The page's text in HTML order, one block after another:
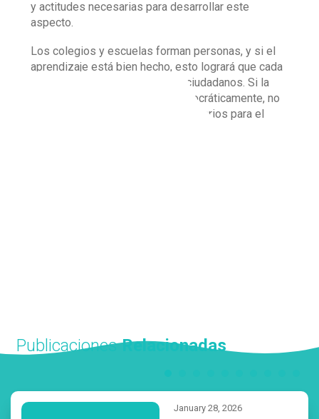
y actitudes necesarias para desarrollar este
aspecto.
Los colegios y escuelas forman personas, y si el
aprendizaje está bien hecho, esto logrará que cada
individuo pueda pensar y forjar ciudadanos. Si la
escuela no está organizada democráticamente, no
brindará estos espacios tan necesarios para el
PublicacionesRelacionadas
January 28, 2026